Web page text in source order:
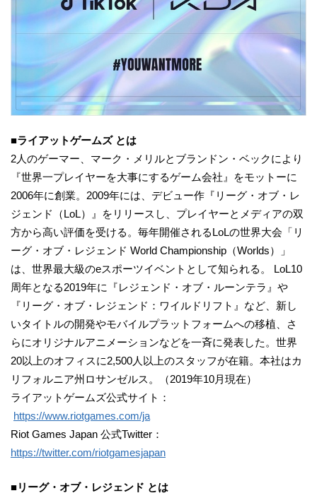
■ライアットゲームズ とは
2人のゲーマー、マーク・メリルとブランドン・ベックにより
『世界一プレイヤーを大事にするゲーム会社』をモットーに
2006年に創業。2009年には、デビュー作『リーグ・オブ・レ
ジェンド（LoL）』をリリースし、プレイヤーとメディアの双
方から高い評価を受ける。毎年開催されるLoLの世界大会「リ
ーグ・オブ・レジェンド World Championship（Worlds）」
は、世界最大級のeスポーツイベントとして知られる。 LoL10
周年となる2019年に『レジェンド・オブ・ルーンテラ』や
『リーグ・オブ・レジェンド：ワイルドリフト』など、新し
いタイトルの開発やモバイルプラットフォームへの移植、さ
らにオリジナルアニメーションなどを一斉に発表した。世界
20以上のオフィスに2,500人以上のスタッフが在籍。本社はカ
リフォルニア州ロサンゼルス。（2019年10月現在）
ライアットゲームズ公式サイト：
https://www.riotgames.com/ja
Riot Games Japan 公式Twitter：
https://twitter.com/riotgamesjapan
■リーグ・オブ・レジェンド とは